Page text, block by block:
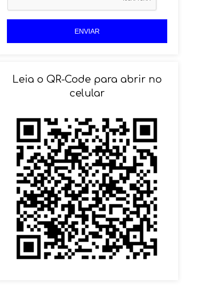
ENVIAR
SOLICITAR AGENDAMENTO
Leia o QR-Code para abrir no
celular